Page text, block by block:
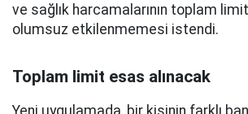
ve sağlık harcamalarının toplam
olumsuz etkilenmemesi istendi.
Toplam limit esas alınacak